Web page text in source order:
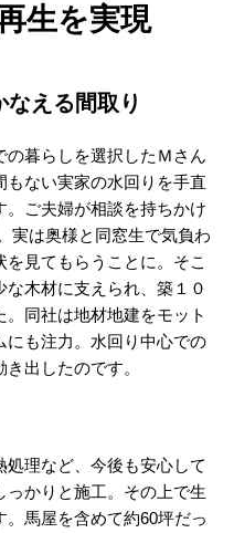
生を実現
える間取り
の暮らしを選択したＭさん
ない実家の水回りを手直
。ご夫婦が相談を持ちかけ
実は奥様と同窓生で気負わ
見てもらうことに。そこ
木材に支えられ、築１０
同社は地材地建をモット
にも注力。水回り中心での
出したのです。
理など、今後も安心して
かりと施工。その上で生
馬屋を含めて約60坪だっ